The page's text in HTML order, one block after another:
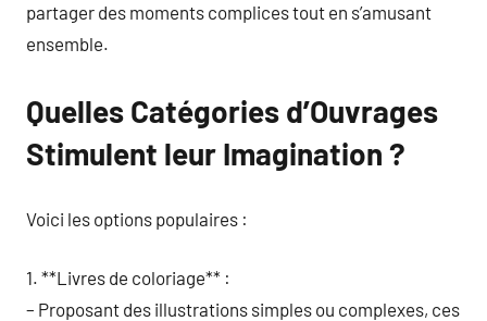
partager des moments complices tout en s’amusant
ensemble.
Quelles Catégories d’Ouvrages
Stimulent leur Imagination ?
Voici les options populaires :
1. **Livres de coloriage** :
– Proposant des illustrations simples ou complexes, ces